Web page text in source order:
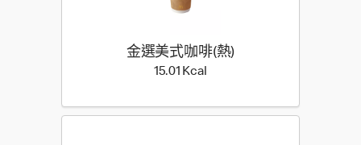
金選美式咖啡(熱)​
15.01 Kcal